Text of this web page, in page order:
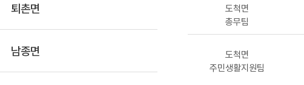
퇴촌면
남종면
도척면
총무팀
도척면
주민생활지원팀